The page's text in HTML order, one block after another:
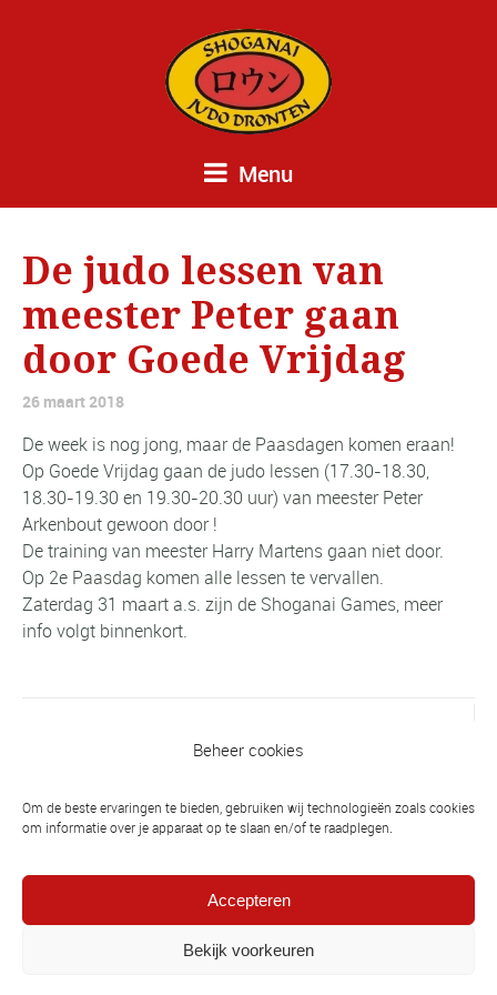
Beheer cookies
Om de beste ervaringen te bieden, gebruiken wij technologieën zoals cookies
om informatie over je apparaat op te slaan en/of te raadplegen.
Accepteren
Bekijk voorkeuren
Menu
De judo lessen van
meester Peter gaan
door Goede Vrijdag
26 maart 2018
De week is nog jong, maar de Paasdagen komen eraan!
Op Goede Vrijdag gaan de judo lessen (17.30-18.30,
18.30-19.30 en 19.30-20.30 uur) van meester Peter
Arkenbout gewoon door !
De training van meester Harry Martens gaan niet door.
Op 2e Paasdag komen alle lessen te vervallen.
Zaterdag 31 maart a.s. zijn de Shoganai Games, meer
info volgt binnenkort.
Finn Raterink District Kampioen -15;
Veertig jonge judoka’s vermaken zich bij
Shoganai Games